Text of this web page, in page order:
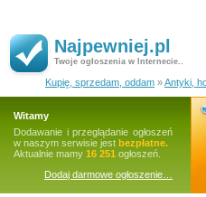
Najpewniej.pl
Twoje ogłoszenia w Internecie..
Kupię, sprzedam, oddam »Antyki,
Witamy
Dodawanie i przeglądanie ogłoszeń
w naszym serwisie jest bezpłatne.
Aktualnie mamy 16 251 ogłoszeń.
Dodaj darmowe ogłoszenie…